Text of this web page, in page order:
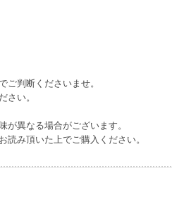
判断くださいませ。
さい。
異なる場合がございます。
読み頂いた上でご購入ください。